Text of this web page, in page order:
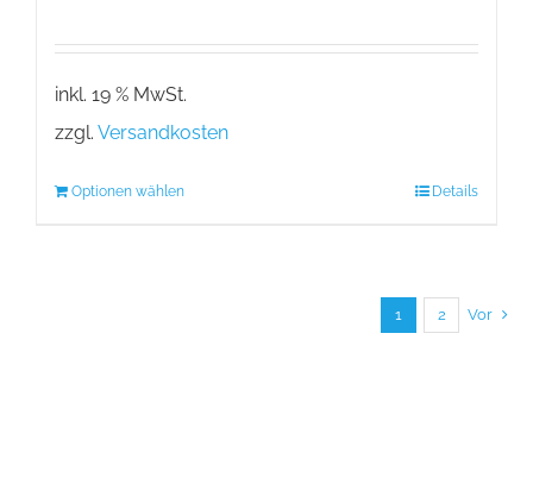
inkl. 19 % MwSt.
zzgl. Versandkosten
Optionen wählen Details
1 2 Vor